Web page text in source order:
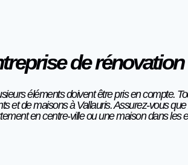
de rénovation
éléments doivent être pris en compte.
et de maisons à Vallauris. Assurez-vous
en centre-ville ou une maison dans les